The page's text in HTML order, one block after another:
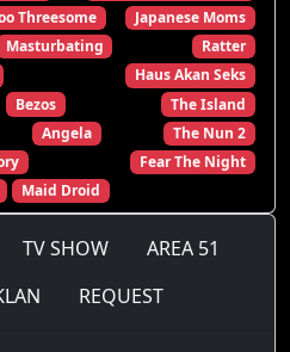
Threesome
Japanese Moms
Masturbating
Ratter
Haus Akan Seks
Bezos
The Island
Angela
The Nun 2
Fear The Night
Maid Droid
TV SHOW
AREA 51
REQUEST